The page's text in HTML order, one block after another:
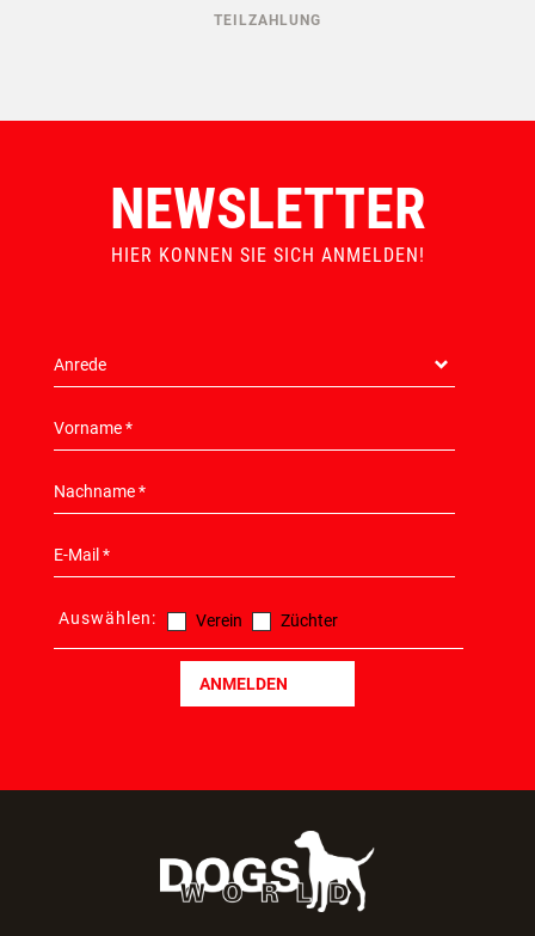
TEILZAHLUNG
NEWSLETTER
HIER KONNEN SIE SICH ANMELDEN!
Auswählen: Verein Züchter
ANMELDEN